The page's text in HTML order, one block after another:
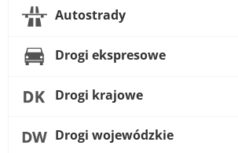
Autostrady
Drogi ekspresowe
Drogi krajowe
Drogi wojewódzkie